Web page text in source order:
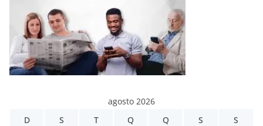
agosto 2026
D
S T Q Q S S